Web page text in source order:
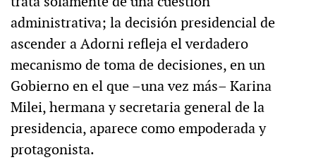
administrativa; la decisión presidencial de
ascender a Adorni refleja el verdadero
mecanismo de toma de decisiones, en un
Gobierno en el que –una vez más– Karina
Milei, hermana y secretaria general de la
presidencia, aparece como empoderada y
protagonista.